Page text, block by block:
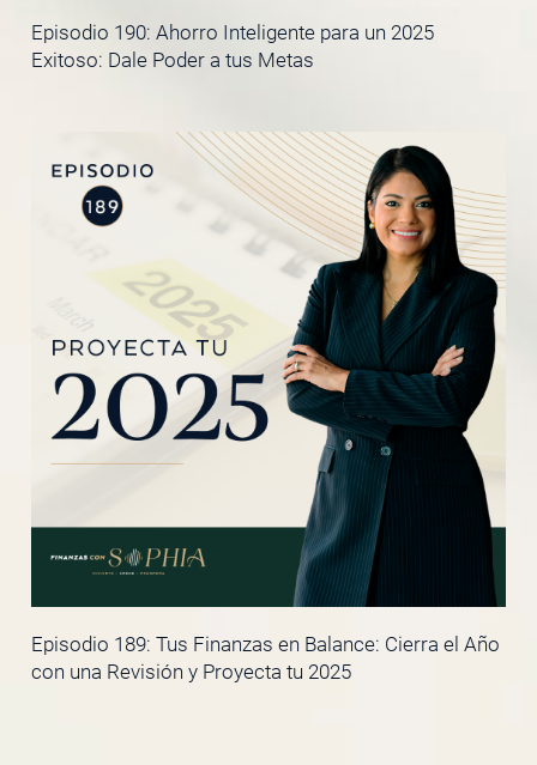
Episodio 190: Ahorro Inteligente para un 2025
Exitoso: Dale Poder a tus Metas
Episodio 189: Tus Finanzas en Balance: Cierra el Año
con una Revisión y Proyecta tu 2025